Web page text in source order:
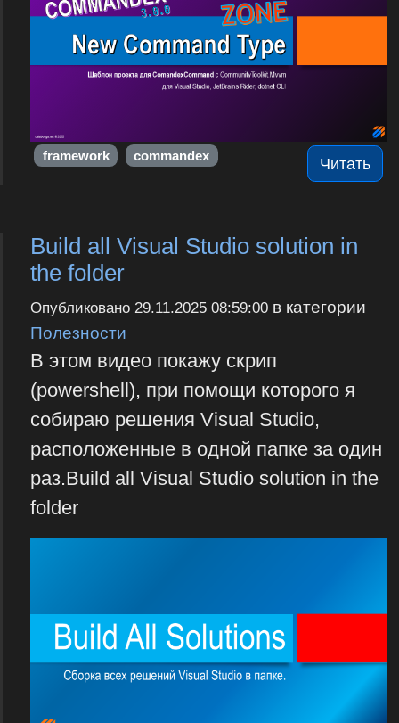
Читать
framework commandex
Build all Visual Studio solution in
the folder
Опубликовано 29.11.2025 08:59:00в категории
Полезности
В этом видео покажу скрип
(powershell), при помощи которого я
собираю решения Visual Studio,
расположенные в одной папке за один
раз.Build all Visual Studio solution in the
folder